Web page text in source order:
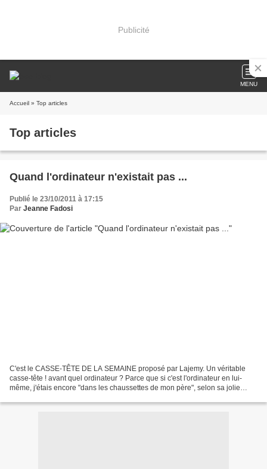
Publicité
MENU
Accueil » Top articles
Top articles
Quand l'ordinateur n'existait pas ...
Publié le 23/10/2011 à 17:15
Par Jeanne Fadosi
C'est le CASSE-TÊTE DE LA SEMAINE proposé par Lajemy. Un véritable
casse-tête ! avant quel ordinateur ? Parce que si c'est l'ordinateur en lui-
même, j'étais encore "dans les chaussettes de mon père", selon sa jolie